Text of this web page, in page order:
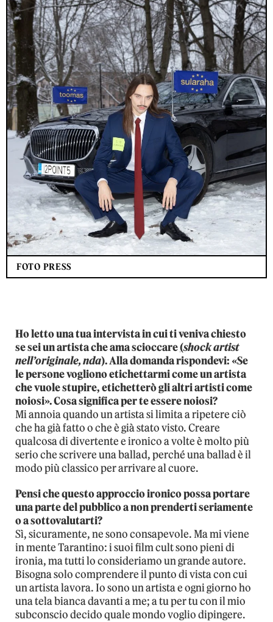
FOTO PRESS
Ho letto una tua intervista in cui ti veniva chiesto
se sei un artista che ama scioccare(shock artist
nell’originale, nda). Alla domanda rispondevi: «Se
le persone vogliono etichettarmi come un artista
che vuole stupire, etichetterò gli altri artisti come
noiosi». Cosa significa per te essere noiosi?
Mi annoia quando un artista si limita a ripetere ciò
che ha già fatto o che è già stato visto. Creare
qualcosa di divertente e ironico a volte è molto più
serio che scrivere una ballad, perché una ballad è il
modo più classico per arrivare al cuore.
Pensi che questo approccio ironico possa portare
una parte del pubblico a non prenderti seriamente
o a sottovalutarti?
Sì, sicuramente, ne sono consapevole. Ma mi viene
in mente Tarantino: i suoi film cult sono pieni di
ironia, ma tutti lo consideriamo un grande autore.
Bisogna solo comprendere il punto di vista con cui
un artista lavora. Io sono un artista e ogni giorno ho
una tela bianca davanti a me; a tu per tu con il mio
subconscio decido quale mondo voglio dipingere.